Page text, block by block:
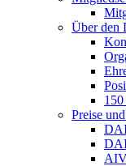
Über den
Preise